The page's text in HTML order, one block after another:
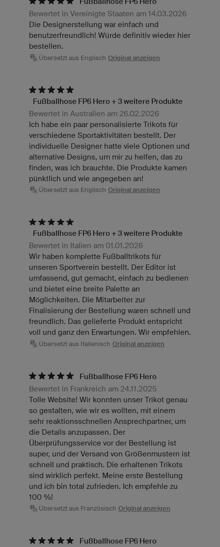
Bewertet in Vereinigte Staaten am 14.03.2026
Die Designerstellung war einfach und
benutzerfreundlich! Würde definitiv wieder hier
bestellen.
Übersetzt aus Englisch Original anzeigen
Fußballhose FP6 Hero + 3 weitere Produkte
Bewertet in Australien am 26.02.2026
Ich habe ein paar personalisierte Trikots für
verschiedene Sportaktivitäten bestellt. Der
individuelle Designer hatte viele Optionen und
alternative Designs, um mir zu helfen, das zu
finden, was ich brauchte. Die Produkte kamen
pünktlich und wie angegeben an!
Übersetzt aus Englisch Original anzeigen
Fußballhose FP6 Hero + 3 weitere Produkte
Bewertet in Italien am 01.01.2026
Wir haben komplette Fußballtrikots für
unseren Sportverein bestellt. Der Editor ist
umfassend, gut gemacht, einfach zu bedienen
und bietet eine breite Palette an
Möglichkeiten. Die Mitarbeiter zur
Finalisierung der Bestellung waren schnell und
freundlich. Das gelieferte Produkt entspricht
voll und ganz den Erwartungen. Wir empfehlen.
Übersetzt aus Italienisch Original anzeigen
Fußballhose FP6 Hero
Bewertet in Frankreich am 24.11.2025
Tolle Website! Wir konnten unser Trikot genau
so gestalten, wie wir es wollten, mit einem
sehr reaktionsschnellen Ansprechpartner, um
die Details anzupassen. Der
Überprüfungsservice vor der Bestellung ist
super, und der Versand von Größenmustern ist
schnell und praktisch. Die erhaltenen Trikots
sind wirklich perfekt. Meine erste Bestellung
und ich bin total zufrieden. Ich empfehle zu
100 %!
Übersetzt aus Französisch Original anzeigen
Fußballhose FP6 Hero